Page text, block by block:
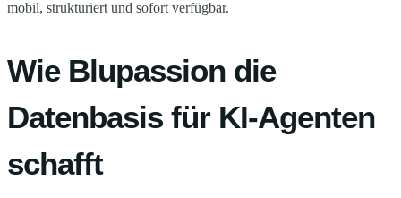
mobil, strukturiert und sofort verfügbar.
Wie Blupassion die
Datenbasis für KI-Agenten
schafft